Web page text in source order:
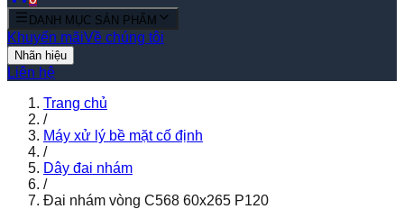
DANH MỤC SẢN PHẨM
Khuyến mãiVề chúng tôi
Nhãn hiệu
Liên hệ
Trang chủ
/
Máy xử lý bề mặt cố định
/
Dây đai nhám
/
Đai nhám vòng C568 60x265 P120